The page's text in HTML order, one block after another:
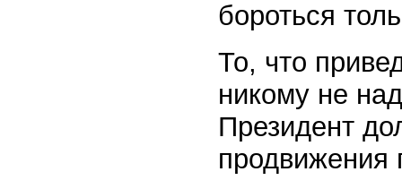
бороться
То, что
никому не
Президент
продвижения